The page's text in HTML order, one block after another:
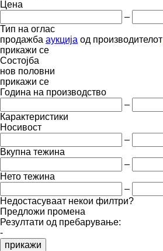
Цена
–
Тип на оглас
продажба аукција од производителот
прикажи се
Состојба
нов половни
прикажи се
Година на производство
–
Карактеристики
Носивост
–
Вкупна тежина
–
Нето тежина
–
Недостасуваат некои филтри?
Предложи промена
Резултати од пребарување:
-
прикажи